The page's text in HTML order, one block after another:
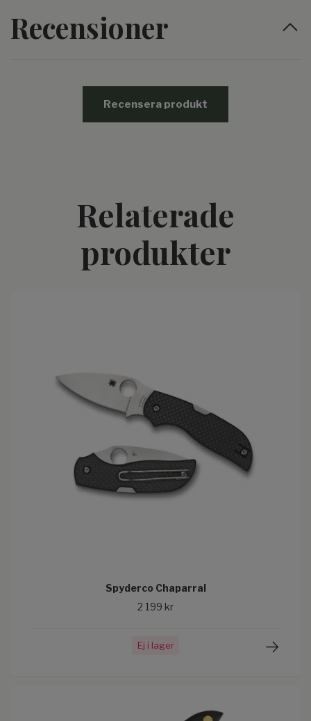
Recensioner
Recensera produkt
Relaterade
produkter
Spyderco Chaparral
2 199 kr
Ej i lager